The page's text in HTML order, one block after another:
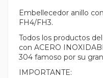
Embellecedor anillo
FH4/FH3.
Todos los productos
con ACERO
304 famoso por su
IMPORTANTE: